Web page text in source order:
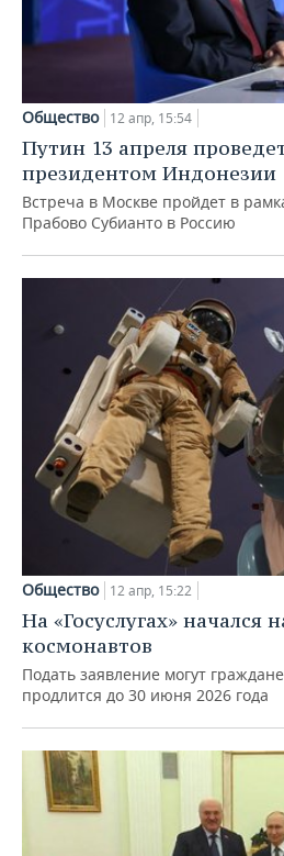
Общество 12 апр, 15:54
Путин 13 апреля
президентом Индонезии
Встреча в Москве пройдет в
Прабово Субианто в Россию
Общество 12 апр, 15:22
На «Госуслугах» начался
космонавтов
Подать заявление могут
продлится до 30 июня 2026 года